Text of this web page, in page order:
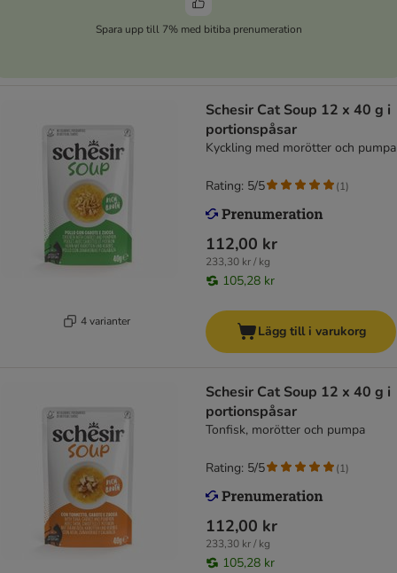
Spara upp till 7% med bitiba prenumeration
4 varianter
Schesir Cat Soup 12 x 40 g i
portionspåsar
Kyckling med morötter och pumpa
112,00 kr
233,30 kr / kg
105,28 kr
Rating: 5/5 (1)
Lägg till i varukorg
Schesir Cat Soup 12 x 40 g i
portionspåsar
Tonfisk, morötter och pumpa
112,00 kr
233,30 kr / kg
105,28 kr
Rating: 5/5 (1)